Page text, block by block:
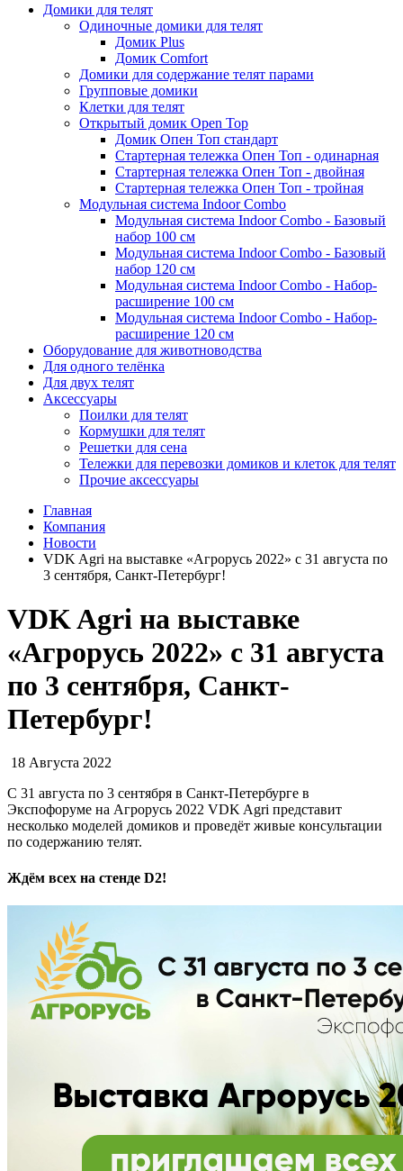
Домики для телят
Одиночные домики для телят
Домик Plus
Домик Comfort
Домики для содержание телят парами
Групповые домики
Клетки для телят
Открытый домик Open Top
Домик Опен Топ стандарт
Стартерная тележка Опен Топ - одинарная
Стартерная тележка Опен Топ - двойная
Стартерная тележка Опен Топ - тройная
Модульная система Indoor Combo
Модульная система Indoor Combo - Базовый
набор 100 см
Модульная система Indoor Combo - Базовый
набор 120 см
Модульная система Indoor Combo - Набор-
расширение 100 см
Модульная система Indoor Combo - Набор-
расширение 120 см
Оборудование для животноводства
Для одного телёнка
Для двух телят
Аксессуары
Поилки для телят
Кормушки для телят
Решетки для сена
Тележки для перевозки домиков и клеток для телят
Прочие аксессуары
Главная
Компания
Новости
VDK Agri на выставке «Агрорусь 2022» с 31 августа по
3 сентября, Санкт-Петербург!
VDK Agri на выставке
«Агрорусь 2022» с 31 августа
по 3 сентября, Санкт-
Петербург!
18 Августа 2022
С 31 августа по 3 сентября в Санкт-Петербурге в
Экспофоруме на Агрорусь 2022 VDK Agri представит
несколько моделей домиков и проведёт живые консультации
по содержанию телят.
Ждём всех на стенде D2!